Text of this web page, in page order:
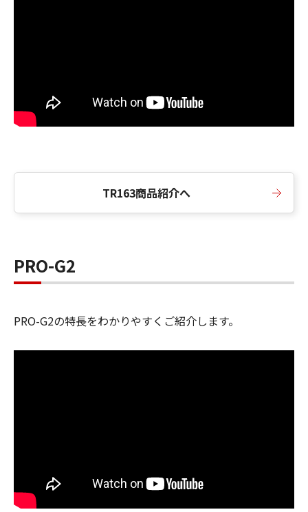
TR163商品紹介へ
PRO-G2
PRO-G2の特長をわかりやすくご紹介します。